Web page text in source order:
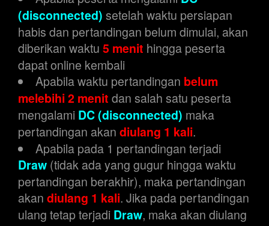
(disconnected) setelah waktu persiapan
habis dan pertandingan belum dimulai, akan
diberikan waktu 5 menit hingga peserta
dapat online kembali
Apabila waktu pertandingan belum
melebihi 2 menit dan salah satu peserta
mengalami DC (disconnected) maka
pertandingan akan diulang 1 kali.
Apabila pada 1 pertandingan terjadi
Draw (tidak ada yang gugur hingga waktu
pertandingan berakhir), maka pertandingan
akan diulang 1 kali. Jika pada pertandingan
ulang tetap terjadi Draw, maka akan diulang